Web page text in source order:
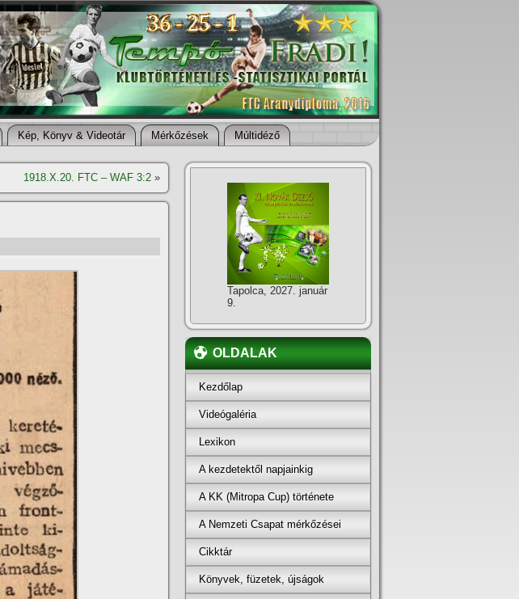
Kép, Könyv & Videotár Mérkőzések Múltidéző
1918.X.20. FTC – WAF 3:2 »
Tapolca, 2027. január
9.
OLDALAK
Kezdőlap
Videógaléria
Lexikon
A kezdetektől napjainkig
A KK (Mitropa Cup) története
A Nemzeti Csapat mérkőzései
Cikktár
Könyvek, füzetek, újságok